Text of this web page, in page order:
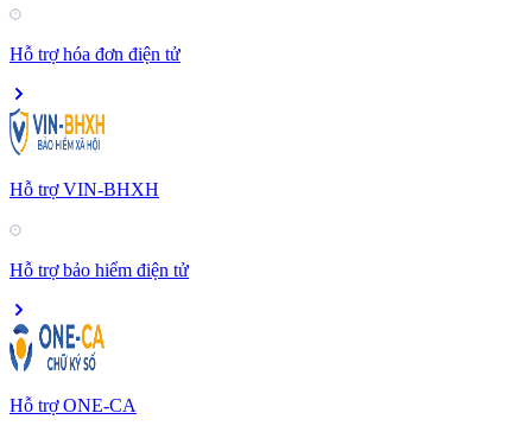
Hỗ trợ hóa đơn điện tử
Hỗ trợ VIN-BHXH
Hỗ trợ bảo hiểm điện tử
Hỗ trợ ONE-CA